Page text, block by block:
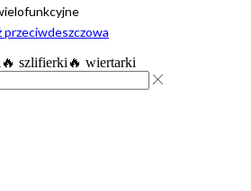
przeciwdeszczowa
🔥 szlifierki 🔥 wiertarki